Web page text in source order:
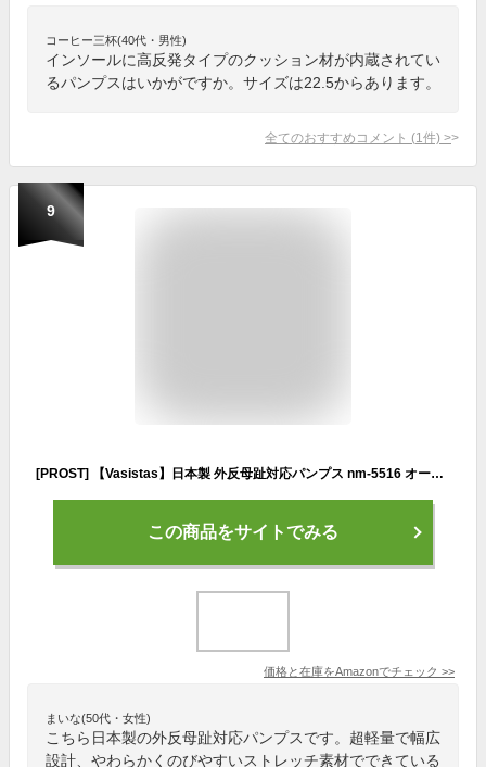
コーヒー三杯(40代・男性)
インソールに高反発タイプのクッション材が内蔵されてい
るパンプスはいかがですか。サイズは22.5からあります。
全てのおすすめコメント (1 件) >
9
[PROST] 【Vasistas】日本製 外反母趾対応パンプス nm-5516 オールブラック 23.0cm
この商品をサイトでみる
価格と在庫をAmazonでチェック >>
まいな(50代・女性)
こちら日本製の外反母趾対応パンプスです。超軽量で幅広
設計、やわらかくのびやすいストレッチ素材でできている